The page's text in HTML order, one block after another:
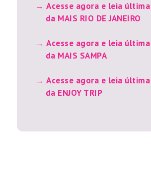
Acesse agora e leia
da MAIS RIO DE JANEIRO
Acesse agora e leia
da MAIS SAMPA
Acesse agora e leia
da ENJOY TRIP